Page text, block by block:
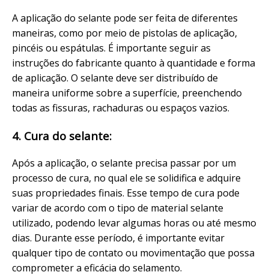
A aplicação do selante pode ser feita de diferentes
maneiras, como por meio de pistolas de aplicação,
pincéis ou espátulas. É importante seguir as
instruções do fabricante quanto à quantidade e forma
de aplicação. O selante deve ser distribuído de
maneira uniforme sobre a superfície, preenchendo
todas as fissuras, rachaduras ou espaços vazios.
4. Cura do selante:
Após a aplicação, o selante precisa passar por um
processo de cura, no qual ele se solidifica e adquire
suas propriedades finais. Esse tempo de cura pode
variar de acordo com o tipo de material selante
utilizado, podendo levar algumas horas ou até mesmo
dias. Durante esse período, é importante evitar
qualquer tipo de contato ou movimentação que possa
comprometer a eficácia do selamento.